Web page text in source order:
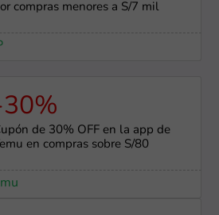
compras menores a S/7 mil
de 30% OFF en la app de
en compras sobre S/80